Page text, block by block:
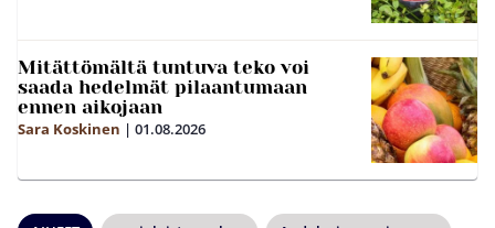
Mitättömältä tuntuva teko voi
saada hedelmät pilaantumaan
ennen aikojaan
Sara Koskinen | 01.08.2026